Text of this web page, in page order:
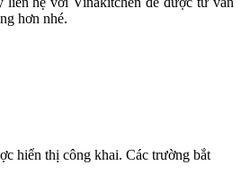
hơn nhé.
hiển thị công khai. Các trường bắt